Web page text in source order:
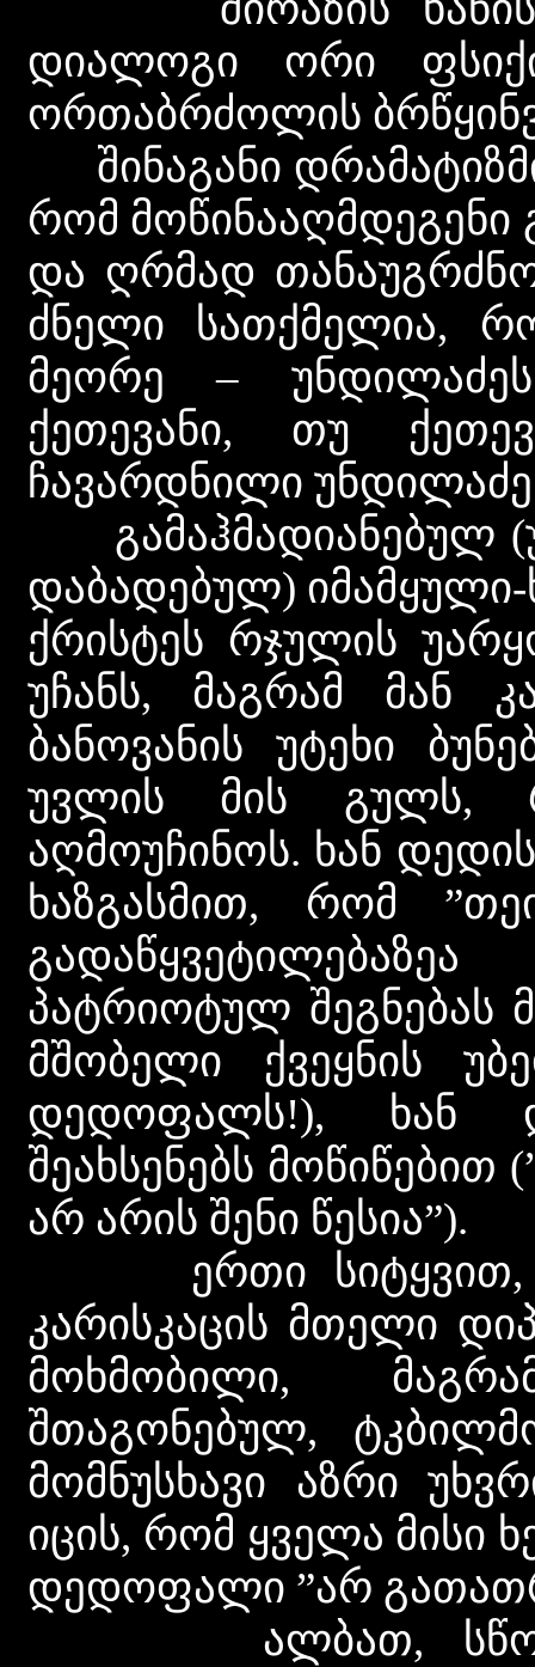
დიალოგი ორი
ორთაბრძოლის
შინაგანი
რომ
და ღრმად
ძნელი სათქმელია,
მეორე –
ქეთევანი, თუ
ჩავარდნილი
გამაჰმადიანებულ
დაბადებულ)
ქრისტეს რჯულის
უჩანს, მაგრამ მან
ბანოვანის უტეხი
უვლის მის გულს,
აღმოუჩინოს. ხან
ხაზგასმით, რომ
პატრიოტულ შეგნებას
მშობელი ქვეყნის
დედოფალს!), ხან
შეახსენებს მოწიწებით
არ არის შენი წესია”).
ერთი სიტყვით,
კარისკაცის მთელი
მოხმობილი,
შთაგონებულ,
მომნუსხავი აზრი
იცის, რომ ყველა მისი
დედოფალი ”არ
ალბათ, სწორედ